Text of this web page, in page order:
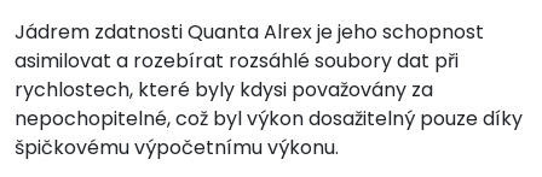
Jádrem zdatnosti Quanta Alrex je jeho schopnost
asimilovat a rozebírat rozsáhlé soubory dat při
rychlostech, které byly kdysi považovány za
nepochopitelné, což byl výkon dosažitelný pouze díky
špičkovému výpočetnímu výkonu.